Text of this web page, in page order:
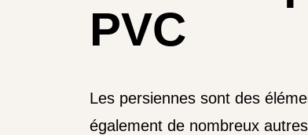
PVC
Les persiennes sont des
également de nombreux